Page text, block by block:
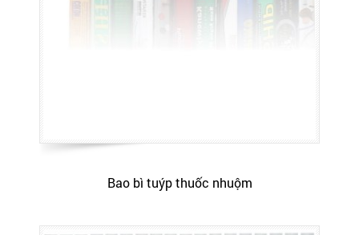
Bao bì tuýp thuốc nhuộm